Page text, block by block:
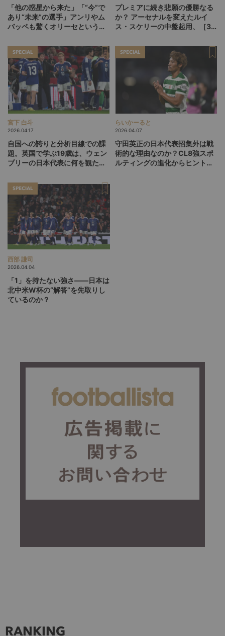
「他の惑星から来た」「“今”で
あり“未来”の選手」アンリやム
バッペも驚くオリーセというフ
プレミアに続き悲願の優勝なる
か？ アーセナルを変えたルイ
ス・スケリーの中盤起用、［3-
肢
SPECIAL
宮下 白斗
2026.04.17
自国への誇りと分析目線での課
題。英国で学ぶ19歳は、ウェン
ブリーの日本代表に何を観た
SPECIAL
らいかーると
2026.04.07
守田英正の日本代表招集外は戦
術的な理由なのか？CL8強スポ
ルティングの進化からヒントを
SPECIAL
西部 謙司
2026.04.04
「1」を持たない強さ――日本は
北中米W杯の“解答”を先取りし
ているのか？
RANKING